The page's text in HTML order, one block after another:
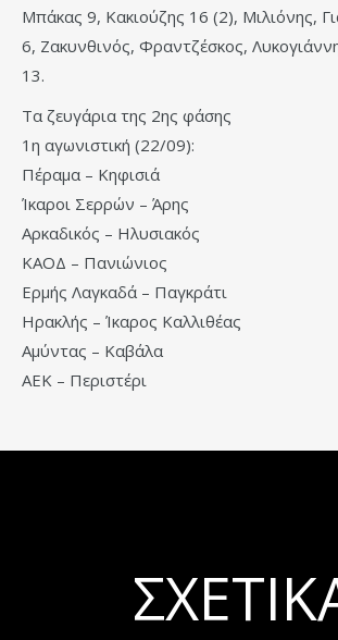
Μπάκας 9, Κακιούζης 16 (2), Μιλιόνης,
6, Ζακυνθινός, Φραντζέσκος,
13.
Τα ζευγάρια της 2ης φάσης
1η αγωνιστική (22/09):
Πέραμα – Κηφισιά
Ίκαροι Σερρών – Άρης
Αρκαδικός – Ηλυσιακός
ΚΑΟΔ – Πανιώνιος
Ερμής Λαγκαδά – Παγκράτι
Ηρακλής – Ίκαρος Καλλιθέας
Αμύντας – Καβάλα
ΑΕΚ – Περιστέρι